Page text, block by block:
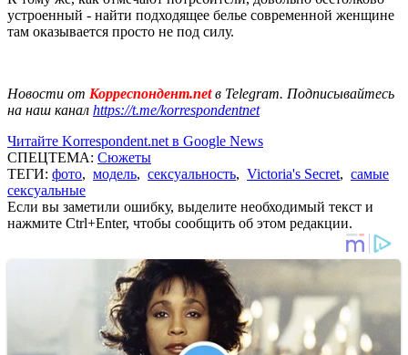
устроенный - найти подходящее белье современной женщине
там оказывается просто не под силу.
Новости от Корреспондент.netв Telegram. Подписывайтесь
на наш канал https://t.me/korrespondentnet
Читайте Korrespondent.net в Google News
СПЕЦТЕМА: Сюжеты
ТЕГИ: фото, модель, сексуальность, Victoria's Secret, самые
сексуальные
Если вы заметили ошибку, выделите необходимый текст и
нажмите Ctrl+Enter, чтобы сообщить об этом редакции.